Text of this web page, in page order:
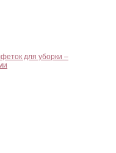
для уборки –